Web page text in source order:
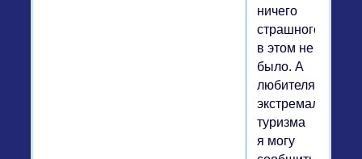
ничего
страшного
в этом не
было. А
любителям
экстремального
туризма
я могу